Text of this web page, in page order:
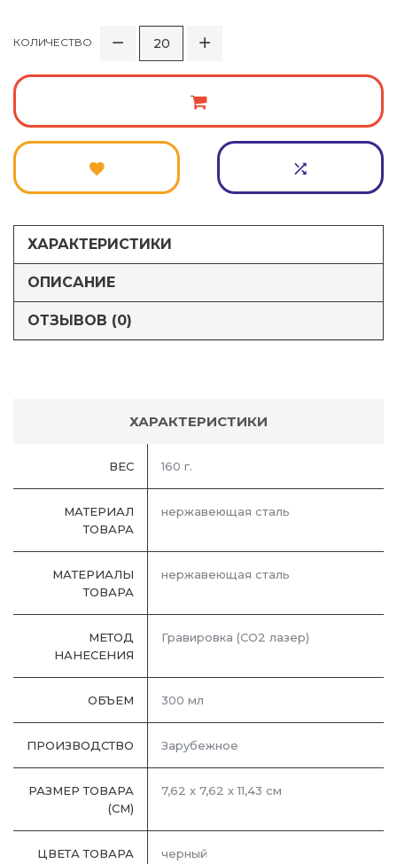
КОЛИЧЕСТВО
ХАРАКТЕРИСТИКИ
ОПИСАНИЕ
ОТЗЫВОВ (0)
ХАРАКТЕРИСТИКИ
ВЕС 160 г.
МАТЕРИАЛ
ТОВАРА
нержавеющая сталь
МАТЕРИАЛЫ
ТОВАРА
нержавеющая cталь
МЕТОД
НАНЕСЕНИЯ
Гравировка (CO2 лазер)
ОБЪЕМ 300 мл
ПРОИЗВОДСТВО Зарубежное
РАЗМЕР ТОВАРА
(СМ)
7,62 х 7,62 х 11,43 см
ЦВЕТА ТОВАРА черный